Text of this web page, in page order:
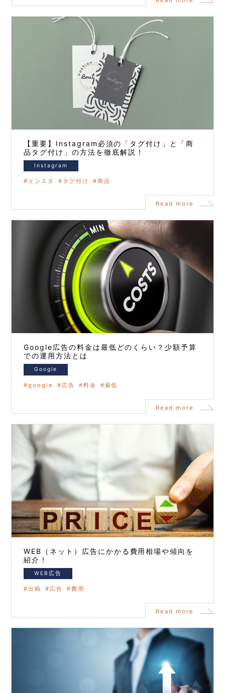
【重要】Instagram必須の「タグ付け」と「商
品タグ付け」の方法を徹底解説！
Instagram
インスタ タグ付け 商品
Read more
Google広告の料金は最低どのくらい？少額予算
での運用方法とは
Google
google 広告 料金 最低
Read more
WEB（ネット）広告にかかる費用相場や傾向を
紹介！
WEB広告
出稿 広告 費用
Read more